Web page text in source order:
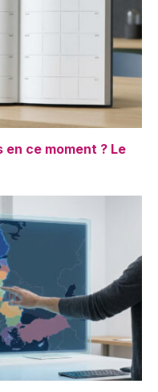
en ce moment ? Le